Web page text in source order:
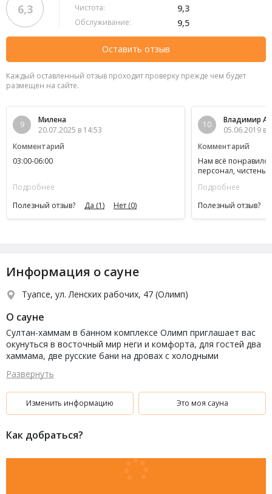
6,3 Чистота: 9,3
Обслуживание: 9,5
Оставить отзыв
Каждый оставленный отзыв проходит проверку прежде чем будет
размещен на сайте.
9
Милена
20.07.2025 в 14:53
Комментарий
03:00-06:00
Подробнее
Полезный отзыв?
Да (1) Нет (0)
10
Владимир А.
05.06.2019 в
Комментарий
Нам всё
персонал,
Подробнее
Полезный отзыв?
Информация о сауне
Туапсе, ул. Ленских рабочих, 47 (Олимп)
О сауне
Султан-хаммам в банном комплексе Олимп приглашает вас
окунуться в восточный мир неги и комфорта, для гостей два
хаммама, две русские бани на дровах с холодными
четыре банкетных зала, караоке, спа-центр: особые ритуалы
мыльного массажа, пилинга, массажей с эфирными и
касметическими маслами, прекрасным подарком для ваших
близких может стать подарочный сертификат в "Султан-
Развернуть
Изменить информацию Это моя сауна
Как добраться?